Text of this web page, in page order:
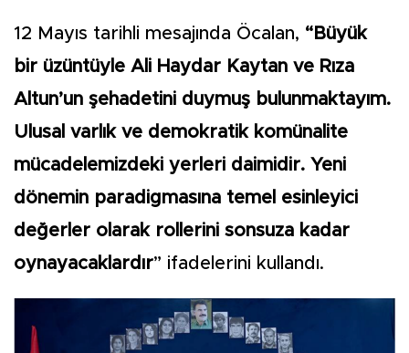
12 Mayıs tarihli mesajında Öcalan, “Büyük
bir üzüntüyle Ali Haydar Kaytan ve Rıza
Altun’un şehadetini duymuş bulunmaktayım.
Ulusal varlık ve demokratik komünalite
mücadelemizdeki yerleri daimidir. Yeni
dönemin paradigmasına temel esinleyici
değerler olarak rollerini sonsuza kadar
oynayacaklardır” ifadelerini kullandı.